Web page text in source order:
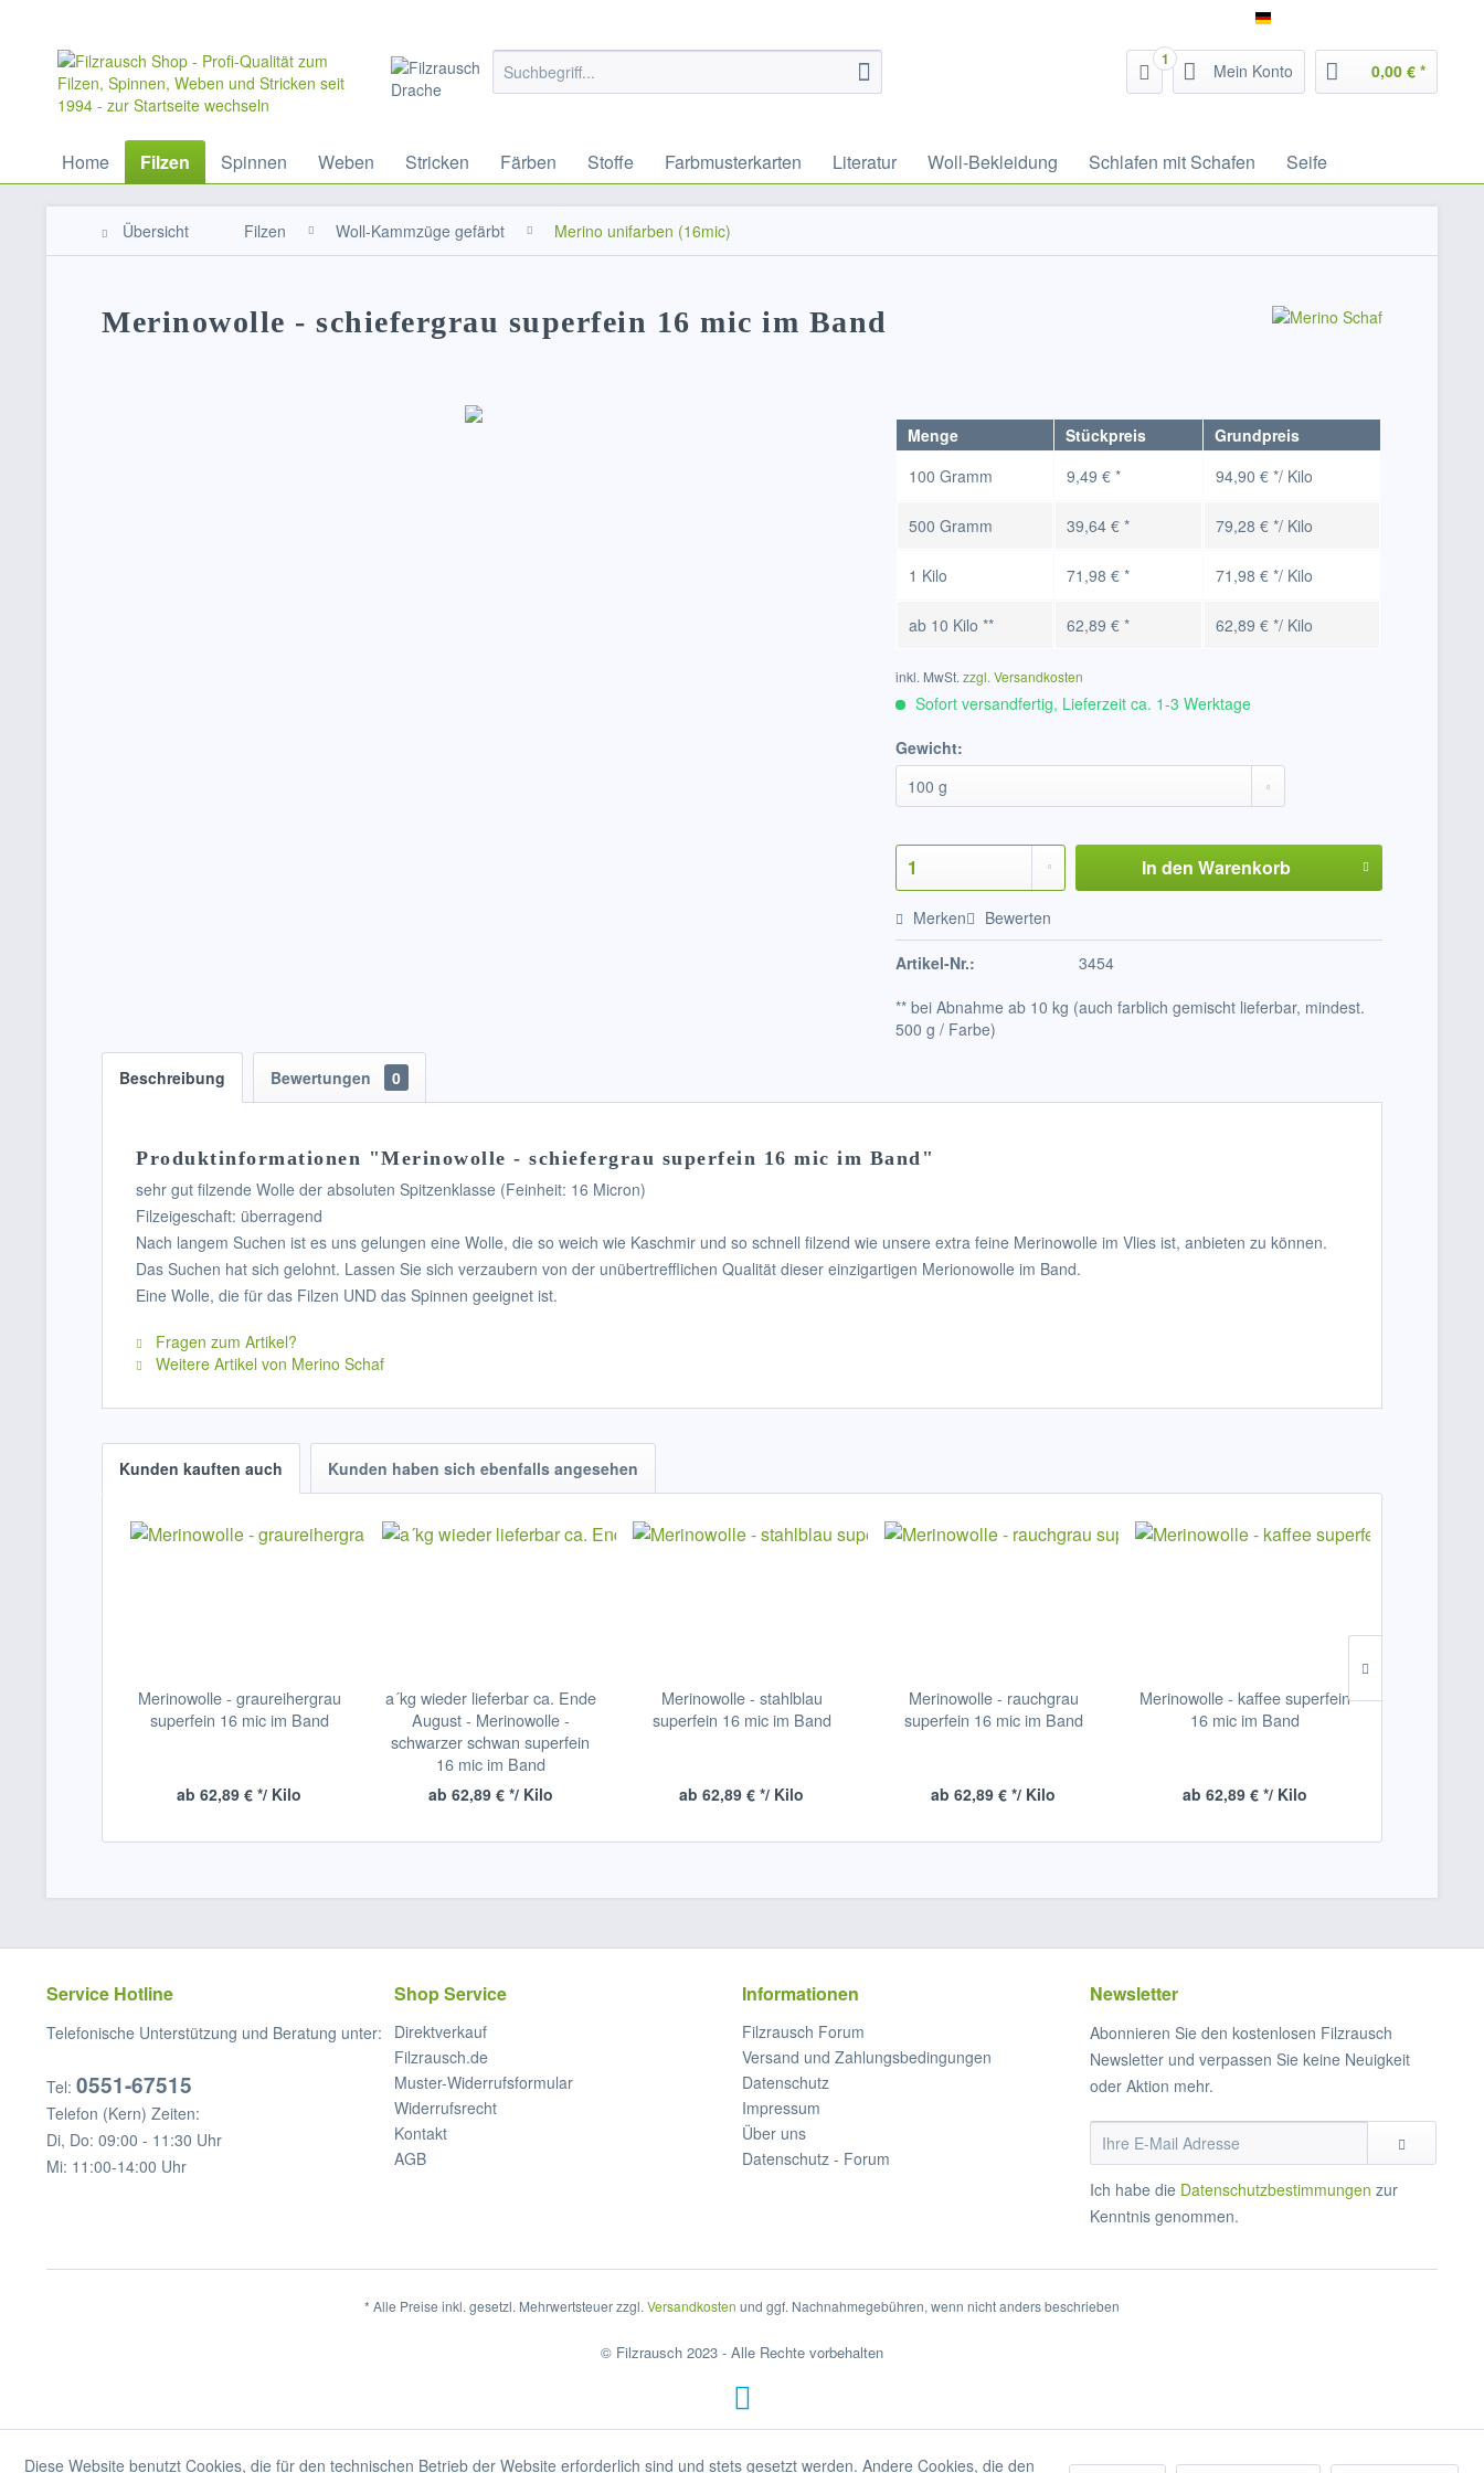
1
Mein Konto 0,00 € *
Home Filzen Spinnen Weben Stricken Färben Stoffe Farbmusterkarten Literatur Woll-Bekleidung Schlafen mit Schafen Seife
Übersicht Filzen Woll-Kammzüge gefärbt Merino unifarben (16mic)
Merinowolle - schiefergrau superfein 16 mic im Band
Menge Stückpreis
Grundpreis
100 Gramm
9,49 € * 94,90 € */ Kilo
500 Gramm 39,64 € * 79,28 € */ Kilo
1 Kilo 71,98 € * 71,98 € */ Kilo
ab 10 Kilo ** 62,89 € * 62,89 € */ Kilo
inkl. MwSt.zzgl. Versandkosten
Sofort versandfertig, Lieferzeit ca. 1-3 Werktage
Gewicht:
In den Warenkorb
Merken Bewerten
Artikel-Nr.:
3454
** bei Abnahme ab 10 kg (auch farblich gemischt lieferbar, mindest.
500 g / Farbe)
Beschreibung Bewertungen 0
Produktinformationen "Merinowolle - schiefergrau superfein 16 mic im Band"
sehr gut filzende Wolle der absoluten Spitzenklasse (Feinheit: 16 Micron)
Filzeigeschaft: überragend
Nach langem Suchen ist es uns gelungen eine Wolle, die so weich wie Kaschmir und so schnell filzend wie unsere extra feine Merinowolle im Vlies ist, anbieten zu können.
Das Suchen hat sich gelohnt. Lassen Sie sich verzaubern von der unübertrefflichen Qualität dieser einzigartigen Merionowolle im Band.
Eine Wolle, die für das Filzen UND das Spinnen geeignet ist.
Fragen zum Artikel?
Weitere Artikel von Merino Schaf
Kunden kauften auch Kunden haben sich ebenfalls angesehen
Merinowolle - graureihergrau
superfein 16 mic im Band
ab 62,89 € */ Kilo
a´kg wieder lieferbar ca. Ende
August - Merinowolle -
schwarzer schwan superfein
16 mic im Band
ab 62,89 € */ Kilo
Merinowolle - stahlblau
superfein 16 mic im Band
ab 62,89 € */ Kilo
Merinowolle - rauchgrau
superfein 16 mic im Band
ab 62,89 € */ Kilo
Merinowolle - kaffee superfein
16 mic im Band
ab 62,89 € */ Kilo
Service Hotline
Telefonische Unterstützung und Beratung unter:
Tel: 0551-67515
Telefon (Kern) Zeiten:
Di, Do: 09:00 - 11:30 Uhr
Mi: 11:00-14:00 Uhr
Shop Service
Direktverkauf
Filzrausch.de
Muster-Widerrufsformular
Widerrufsrecht
Kontakt
AGB
Informationen
Filzrausch Forum
Versand und Zahlungsbedingungen
Datenschutz
Impressum
Über uns
Datenschutz - Forum
Newsletter
Abonnieren Sie den kostenlosen Filzrausch
Newsletter und verpassen Sie keine Neuigkeit
oder Aktion mehr.
Ich habe die Datenschutzbestimmungen zur
Kenntnis genommen.
* Alle Preise inkl. gesetzl. Mehrwertsteuer zzgl. Versandkosten und ggf. Nachnahmegebühren, wenn nicht anders beschrieben
© Filzrausch 2023 - Alle Rechte vorbehalten
Diese Website benutzt Cookies, die für den technischen Betrieb der Website erforderlich sind und stets gesetzt werden. Andere Cookies, die den